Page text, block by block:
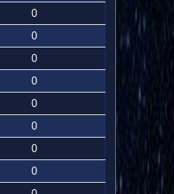
0
0
0
0
0
0
0
0